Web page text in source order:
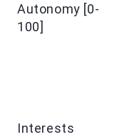
Autonomy [0-
100]
Interests